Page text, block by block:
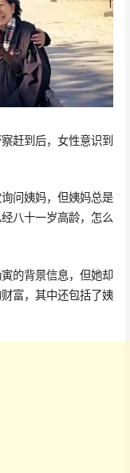
赶到后，女性意识到
问姨妈，但姨妈总是
八十一岁高龄，怎么
的背景信息，但她却
富，其中还包括了姨